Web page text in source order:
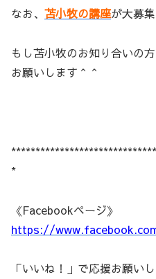
なお、 苫小牧の講座が大募
もし苫小牧のお知り合いの
お願いします＾＾
*
《Facebookページ》
https://
「いいね！」で応援お願いし